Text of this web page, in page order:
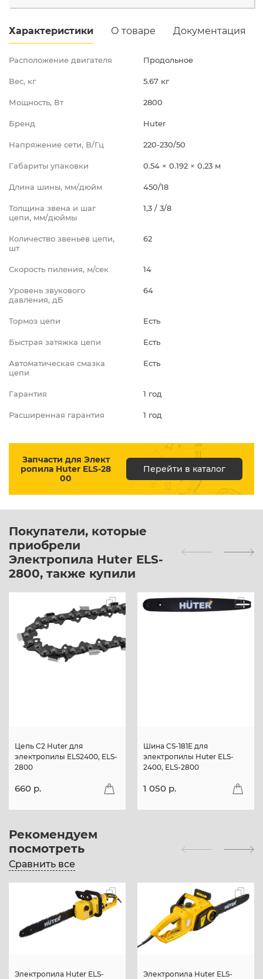
Характеристики О товаре Документация
Расположение двигателя Продольное
Вес, кг 5.67 кг
Мощность, Вт 2800
Бренд Huter
Напряжение сети, В/Гц 220-230/50
Габариты упаковки 0.54 × 0.192 × 0.23 м
Длина шины, мм/дюйм 450/18
Толщина звена и шаг
цепи, мм/дюймы
1,3 / 3/8
Количество звеньев цепи,
шт
62
Скорость пиления, м/сек 14
Уровень звукового
давления, дБ
64
Тормоз цепи Есть
Быстрая затяжка цепи Есть
Автоматическая смазка
цепи
Есть
Гарантия 1 год
Расширенная гарантия 1 год
Запчасти для Элект
ропила Huter ELS-28
00
Перейти в каталог
Покупатели, которые
приобрели
Электропила Huter ELS-
2800, также купили
Цепь C2 Huter для
электропилы ELS2400, ELS-
2800
660 p.
Шина CS-181Е для
электропилы Huter ELS-
2400, ELS-2800
1 050 p.
Рекомендуем
посмотреть
Сравнить все
Электропила Huter ELS-
Электропила Huter ELS-